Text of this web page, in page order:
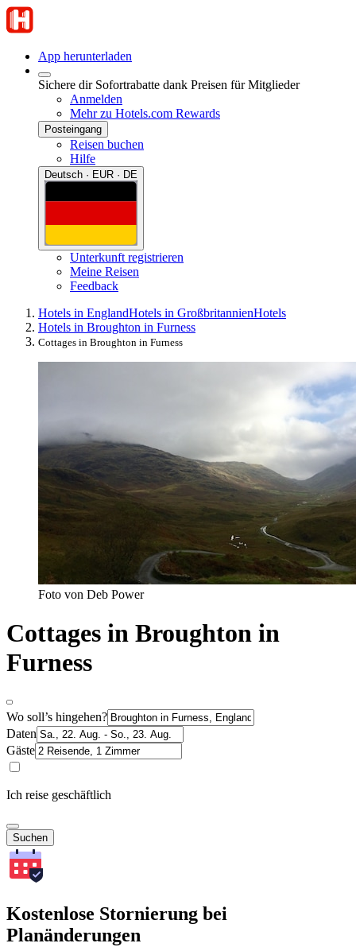
App herunterladen
Sichere dir Sofortrabatte dank Preisen für Mitglieder
Anmelden
Mehr zu Hotels.com Rewards
Posteingang
Reisen buchen
Hilfe
Deutsch · EUR · DE
Unterkunft registrieren
Meine Reisen
Feedback
Hotels in EnglandHotels in GroßbritannienHotels
Hotels in Broughton in Furness
Cottages in Broughton in Furness
Foto von Deb Power
Cottages in Broughton in
Furness
Wo soll’s hingehen?
Daten
Gäste
Ich reise geschäftlich
Suchen
Kostenlose Stornierung bei
Planänderungen